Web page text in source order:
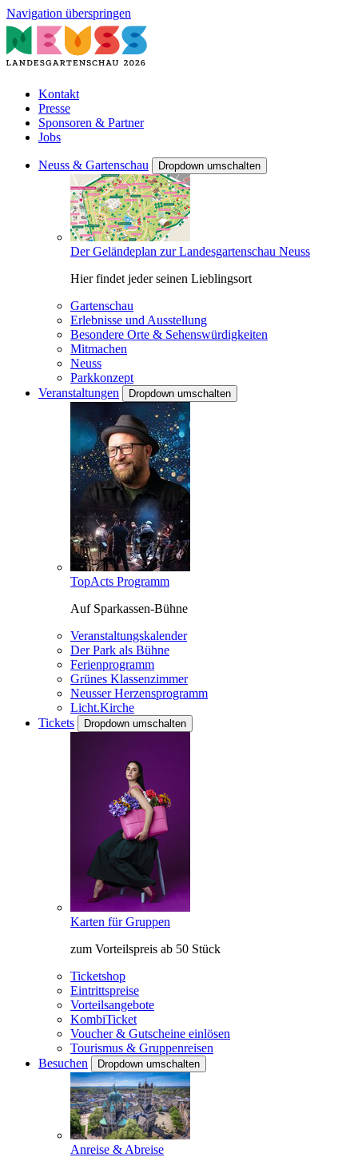
Navigation überspringen
Kontakt
Presse
Sponsoren & Partner
Jobs
Neuss & Gartenschau Dropdown umschalten
Der Geländeplan zur Landesgartenschau Neuss
Hier findet jeder seinen Lieblingsort
Gartenschau
Erlebnisse und Ausstellung
Besondere Orte & Sehenswürdigkeiten
Mitmachen
Neuss
Parkkonzept
Veranstaltungen
Dropdown umschalten
TopActs Programm
Auf Sparkassen-Bühne
Veranstaltungskalender
Der Park als Bühne
Ferienprogramm
Grünes Klassenzimmer
Neusser Herzensprogramm
Licht.Kirche
Tickets
Dropdown umschalten
Karten für Gruppen
zum Vorteilspreis ab 50 Stück
Ticketshop
Eintrittspreise
Vorteilsangebote
KombiTicket
Voucher & Gutscheine einlösen
Tourismus & Gruppenreisen
Besuchen
Dropdown umschalten
Anreise & Abreise